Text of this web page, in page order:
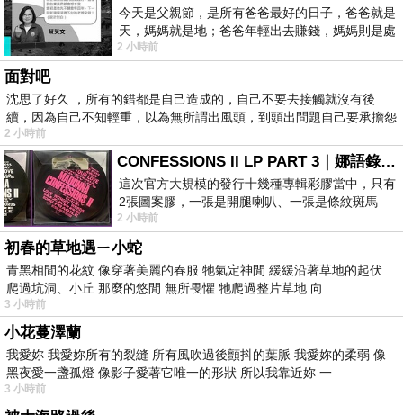
今天是父親節，是所有爸爸最好的日子，爸爸就是
天，媽媽就是地；爸爸年輕出去賺錢，媽媽則是處
理家務，職業不分高低貴賤，只有人品才
2 小時前
面對吧
沈思了好久 ，所有的錯都是自己造成的，自己不要去接觸就沒有後
續，因為自己不知輕重，以為無所謂出風頭，到頭出問題自己要承擔怨
不
2 小時前
CONFESSIONS II LP PART 3｜娜語錄II LP PART 3
這次官方大規模的發行十幾種專輯彩膠當中，只有
2張圖案膠，一張是開腿喇叭、一張是條紋斑馬
版；目前官網上只剩澳洲商店AU STORE
2 小時前
初春的草地遇ㄧ小蛇
青黑相間的花紋 像穿著美麗的春服 牠氣定神閒 緩緩沿著草地的起伏
爬過坑洞、小丘 那麼的悠閒 無所畏懼 牠爬過整片草地 向
3 小時前
小花蔓澤蘭
我愛妳 我愛妳所有的裂縫 所有風吹過後顫抖的葉脈 我愛妳的柔弱 像
黑夜愛一盞孤燈 像影子愛著它唯一的形狀 所以我靠近妳 一
3 小時前